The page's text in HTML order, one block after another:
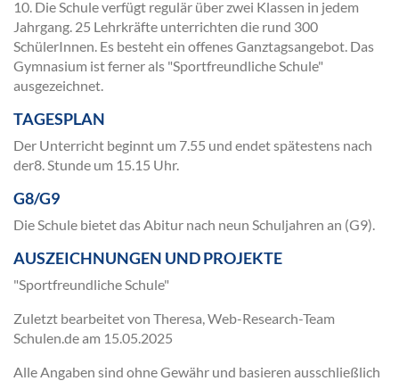
10. Die Schule verfügt regulär über zwei Klassen in jedem
Jahrgang. 25 Lehrkräfte unterrichten die rund 300
SchülerInnen. Es besteht ein offenes Ganztagsangebot. Das
Gymnasium ist ferner als "Sportfreundliche Schule"
ausgezeichnet.
TAGESPLAN
Der Unterricht beginnt um 7.55 und endet spätestens nach
der8. Stunde um 15.15 Uhr.
G8/G9
Die Schule bietet das Abitur nach neun Schuljahren an (G9).
AUSZEICHNUNGEN UND PROJEKTE
"Sportfreundliche Schule"
Zuletzt bearbeitet von Theresa, Web-Research-Team
Schulen.de am 15.05.2025
Alle Angaben sind ohne Gewähr und basieren ausschließlich